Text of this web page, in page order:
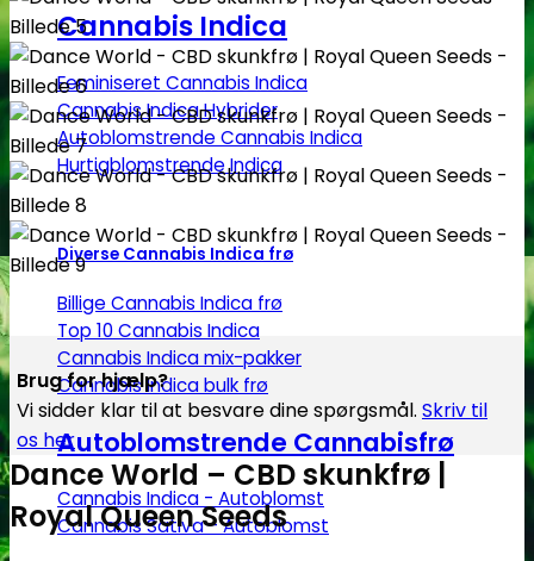
Cannabis Indica
Feminiseret Cannabis Indica
Cannabis Indica Hybrider
Autoblomstrende Cannabis Indica
Hurtigblomstrende Indica
Diverse Cannabis Indica frø
Billige Cannabis Indica frø
Top 10 Cannabis Indica
Cannabis Indica mix-pakker
Cannabis Indica bulk frø
Autoblomstrende Cannabisfrø
Cannabis Indica - Autoblomst
Cannabis Sativa - Autoblomst
Brug for hjælp?
Vi sidder klar til at besvare dine spørgsmål. Skriv til
os her
Dance World – CBD skunkfrø |
Royal Queen Seeds